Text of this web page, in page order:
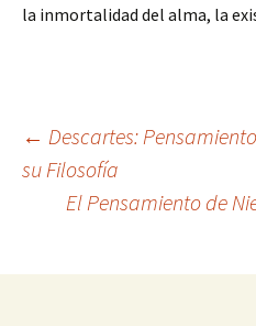
la inmortalidad del alma, la
entradas
← Descartes:
su Filosofía
El Pensamiento de